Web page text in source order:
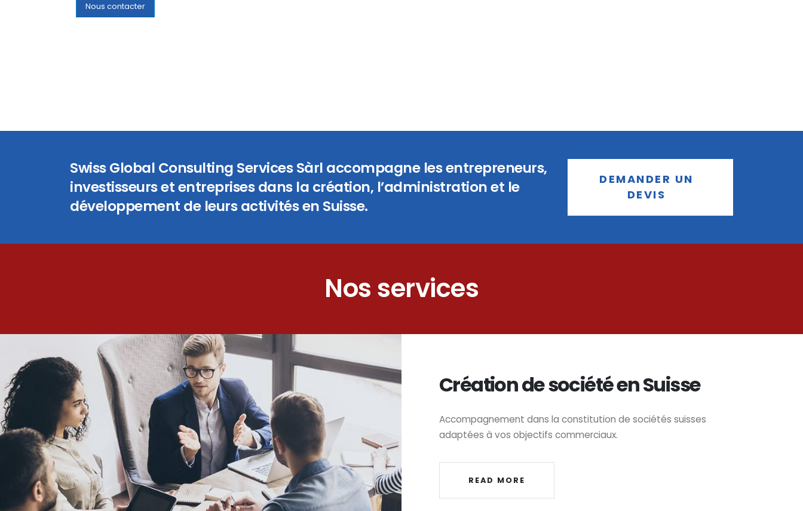
Nous contacter
Swiss Global Consulting Services Sàrl accompagne les entrepreneurs,
investisseurs et entreprises dans la création, l’administration et le
développement de leurs activités en Suisse.
DEMANDER UN
DEVIS
Nos services
Création de société en Suisse
Accompagnement dans la constitution de sociétés suisses
adaptées à vos objectifs commerciaux.
READ MORE